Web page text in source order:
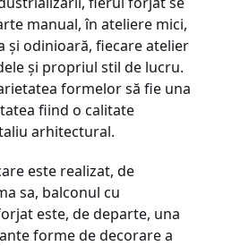
manual, în ateliere mici,
şi odinioară, fiecare atelier
şi propriul stil de lucru.
formelor să fie una
fiind o calitate
arhitectural.
este realizat, de
sa, balconul cu
este, de departe, una
forme de decorare a